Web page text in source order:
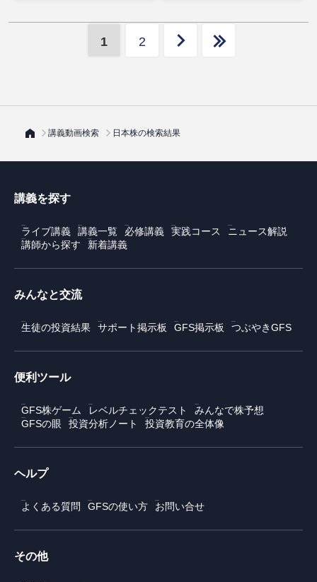
1 2
講義動画検索 日本株の検索結果
講義を探す
ライブ講義 講義一覧 必修講義 実践コース
ニュース解説
講師から探す
新着講義
みんなと交流
生徒の投資結果 サポート掲示板 GFS掲示板 つぶやきGFS
便利ツール
GFS株ゲーム レベルチェックテスト
みんなで株予想
GFSの眼
投資分析ノート 投資教育の全体像
ヘルプ
よくある質問 GFSの使い方 お問い合せ
その他